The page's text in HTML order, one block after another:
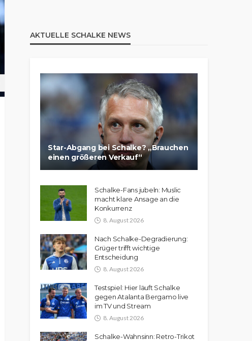
AKTUELLE SCHALKE NEWS
Star-Abgang bei Schalke? „Brauchen
einen größeren Verkauf“
Schalke-Fans jubeln: Muslic
macht klare Ansage an die
Konkurrenz
8. August 2026
Nach Schalke-Degradierung:
Grüger trifft wichtige
Entscheidung
8. August 2026
Testspiel: Hier läuft Schalke
gegen Atalanta Bergamo live
im TV und Stream
8. August 2026
Schalke-Wahnsinn: Retro-Trikot